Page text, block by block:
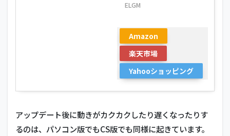
ELGM
Amazon
楽天市場
Yahooショッピング
アップデート後に動きがカクカクしたり遅くなったりす
るのは、パソコン版でもCS版でも同様に起きています。